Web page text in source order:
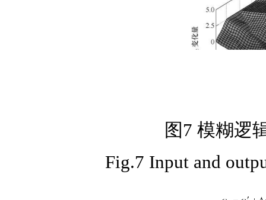
图7 模糊逻
Fig.7 Input and